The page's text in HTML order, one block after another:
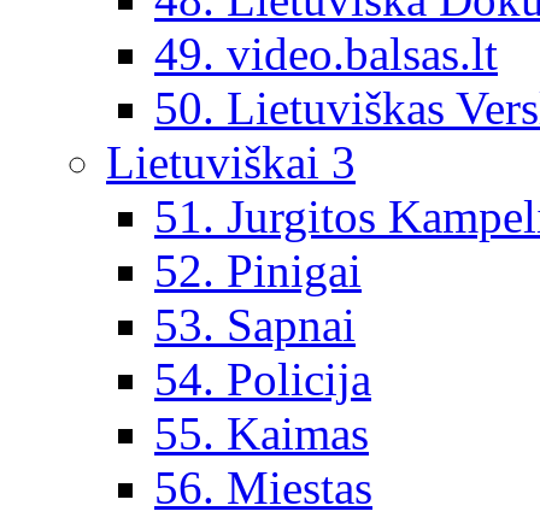
49. video.balsas.lt
50. Lietuviškas
Lietuviškai 3
51. Jurgitos
52. Pinigai
53. Sapnai
54. Policija
55. Kaimas
56. Miestas